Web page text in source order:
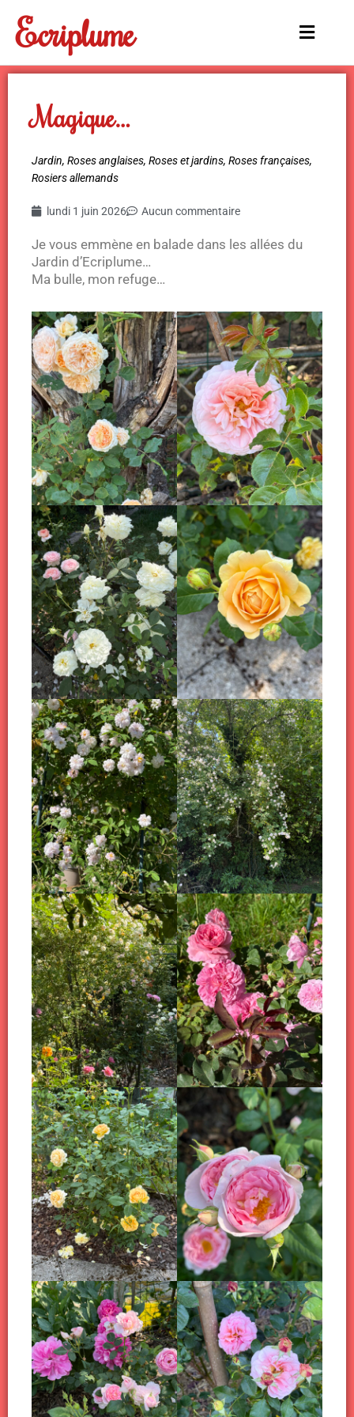
contenu
Ecriplume
Main
Magique…
Jardin, Roses anglaises, Roses et jardins, Roses françaises,
Rosiers allemands
lundi 1 juin 2026 Aucun commentaire
Je vous emmène en balade dans les allées du
Jardin d’Ecriplume…
Ma bulle, mon refuge…